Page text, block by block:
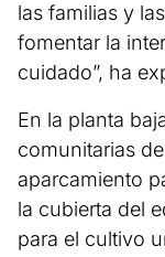
las familias y
fomentar la
cuidado”, ha
En la planta
comunitarias
aparcamiento
la cubierta del
para el cultivo